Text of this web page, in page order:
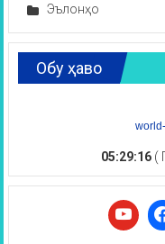
Эълонҳо
Обу ҳаво
05:29:16(